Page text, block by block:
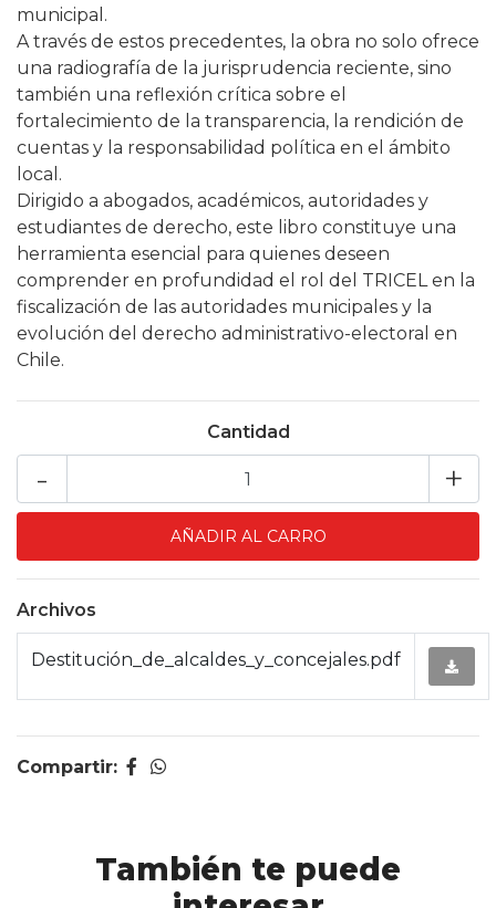
municipal.
A través de estos precedentes, la obra no solo ofrece
una radiografía de la jurisprudencia reciente, sino
también una reflexión crítica sobre el
fortalecimiento de la transparencia, la rendición de
cuentas y la responsabilidad política en el ámbito
local.
Dirigido a abogados, académicos, autoridades y
estudiantes de derecho, este libro constituye una
herramienta esencial para quienes deseen
comprender en profundidad el rol del TRICEL en la
fiscalización de las autoridades municipales y la
evolución del derecho administrativo-electoral en
Chile.
Cantidad
+
-
Archivos
Destitución_de_alcaldes_y_concejales.pdf
Compartir:
También te puede